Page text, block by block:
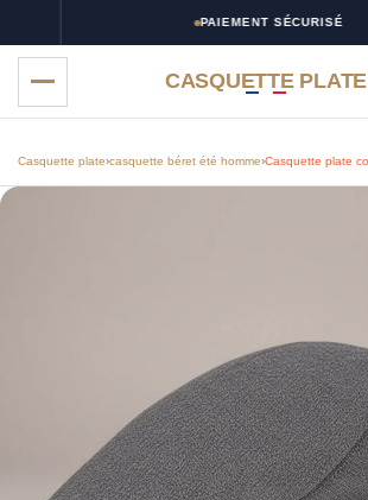
PAIEMENT SÉCURISÉ
CASQUETTE PLATE
Casquette plate›casquette béret été homme›